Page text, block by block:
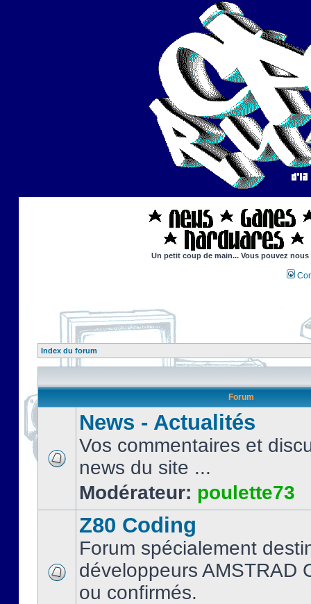
Un petit coup de main... Vous pouvez
Index du forum
Forum
News - Actualités
Vos commentaires et
news du site ...
Modérateur: poulette73
Z80 Coding
Forum spécialement
développeurs AMSTRAD
ou confirmés.